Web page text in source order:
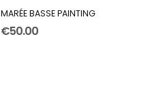
(1)
MARÉE BASSE PAINTING
€50.00